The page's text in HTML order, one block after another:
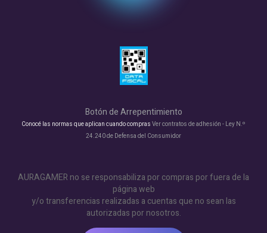
Botón de Arrepentimiento
Conocé las normas que aplican cuando compras Ver contratos de adhesión - Ley N.º
24.240 de Defensa del Consumidor
AURAGAMER no se responsabiliza por compras por fuera de la
página web
y/o transferencias realizadas a cuentas que no sean las
autorizadas por nosotros.